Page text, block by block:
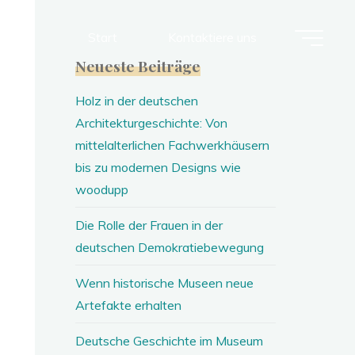
Neueste Beiträge
Holz in der deutschen
Architekturgeschichte: Von
mittelalterlichen Fachwerkhäusern
bis zu modernen Designs wie
woodupp
Die Rolle der Frauen in der
deutschen Demokratiebewegung
Wenn historische Museen neue
Artefakte erhalten
Deutsche Geschichte im Museum